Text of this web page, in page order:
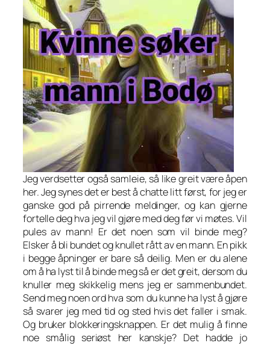
Jeg verdsetter også samleie, så like greit være åpen
her. Jeg synes det er best å chatte litt først, for jeg er
ganske god på pirrende meldinger, og kan gjerne
fortelle deg hva jeg vil gjøre med deg før vi møtes. Vil
pules av mann! Er det noen som vil binde meg?
Elsker å bli bundet og knullet rått av en mann. En pikk
i begge åpninger er bare så deilig. Men er du alene
om å ha lyst til å binde meg så er det greit, dersom du
knuller meg skikkelig mens jeg er sammenbundet.
Send meg noen ord hva som du kunne ha lyst å gjøre
så svarer jeg med tid og sted hvis det faller i smak.
Og bruker blokkeringsknappen. Er det mulig å finne
noe smålig seriøst her kanskje? Det hadde jo